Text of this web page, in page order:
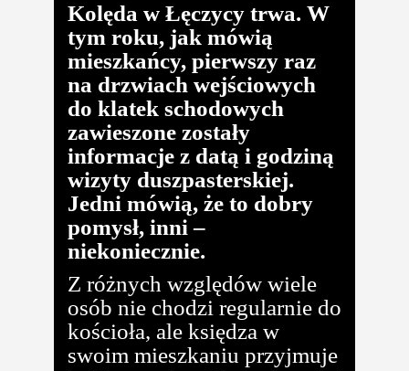
Kolęda w Łęczycy trwa. W
tym roku, jak mówią
mieszkańcy, pierwszy raz
na drzwiach wejściowych
do klatek schodowych
zawieszone zostały
informacje z datą i godziną
wizyty duszpasterskiej.
Jedni mówią, że to dobry
pomysł, inni –
niekoniecznie.
Z różnych względów wiele
osób nie chodzi regularnie do
kościoła, ale księdza w
swoim mieszkaniu przyjmuje